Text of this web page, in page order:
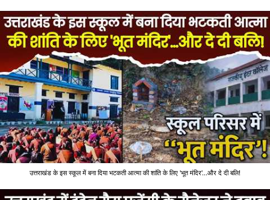
उत्तराखंड के इस स्कूल में बना दिया भटकती आत्मा की शांति के लिए 'भूत मंदिर'...और दे दी बलि!